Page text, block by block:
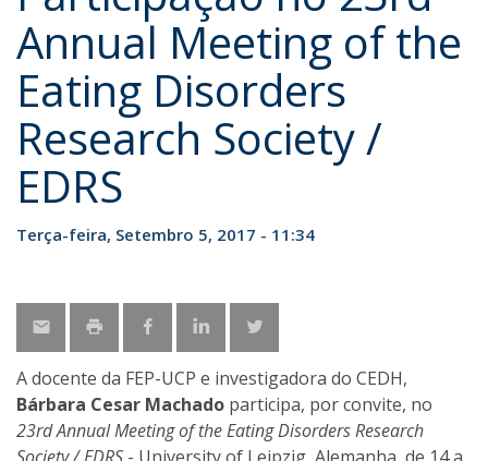
Annual Meeting of the
Eating Disorders
Research Society /
EDRS
Terça-feira, Setembro 5, 2017 - 11:34
A docente da FEP-UCP e investigadora do CEDH,
Bárbara Cesar Machado participa, por convite, no
23rd Annual Meeting of the Eating Disorders Research